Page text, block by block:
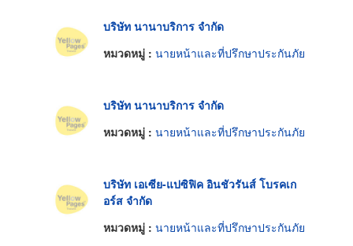
บริษัท นานาบริการ จำกัด
หมวดหมู่ : นายหน้าและที่ปรึกษาประกันภัย
บริษัท นานาบริการ จำกัด
หมวดหมู่ : นายหน้าและที่ปรึกษาประกันภัย
บริษัท เอเซีย-แปซิฟิค อินชัวรันส์ โบรคเก
อร์ส จำกัด
หมวดหมู่ : นายหน้าและที่ปรึกษาประกันภัย